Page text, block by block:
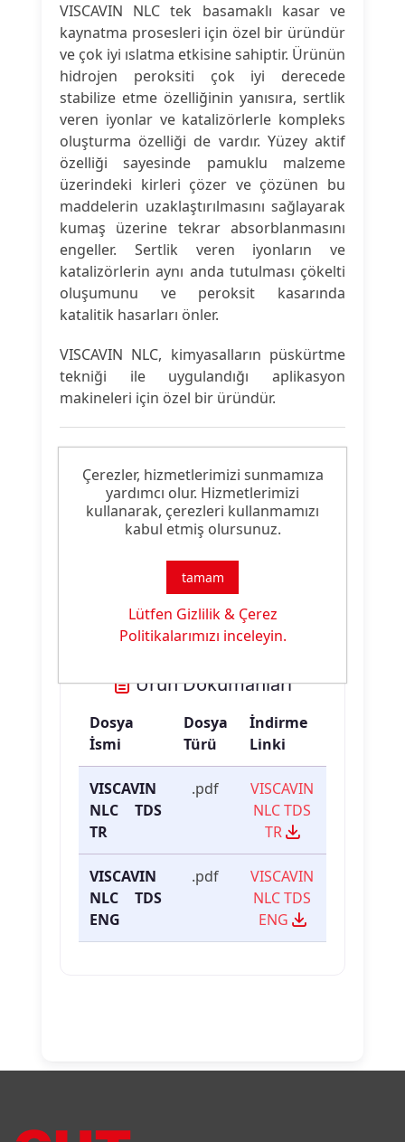
VISCAVIN NLC tek basamaklı kasar ve
kaynatma prosesleri için özel bir üründür
ve çok iyi ıslatma etkisine sahiptir. Ürünün
hidrojen peroksiti çok iyi derecede
stabilize etme özelliğinin yanısıra, sertlik
veren iyonlar ve katalizörlerle kompleks
oluşturma özelliği de vardır. Yüzey aktif
özelliği sayesinde pamuklu malzeme
üzerindeki kirleri çözer ve çözünen bu
maddelerin uzaklaştırılmasını sağlayarak
kumaş üzerine tekrar absorblanmasını
engeller. Sertlik veren iyonların ve
katalizörlerin aynı anda tutulması çökelti
oluşumunu ve peroksit kasarında
katalitik hasarları önler.
VISCAVIN NLC, kimyasalların püskürtme
tekniği ile uygulandığı aplikasyon
makineleri için özel bir üründür.
Ürün Nitelikleri
Ürün
Kombin Kasar Malzemesi
Ağartma Özelliği
Ürün Dokümanları
Dosya
İsmi
Dosya
Türü
İndirme
Linki
VISCAVIN
NLC TDS
TR
.pdf
VISCAVIN
NLC TDS
TR
VISCAVIN
NLC TDS
ENG
.pdf
VISCAVIN
NLC TDS
ENG
Çerezler, hizmetlerimizi sunmamıza
yardımcı olur. Hizmetlerimizi
kullanarak, çerezleri kullanmamızı
kabul etmiş olursunuz.
tamam
Lütfen Gizlilik & Çerez
Politikalarımızı inceleyin.